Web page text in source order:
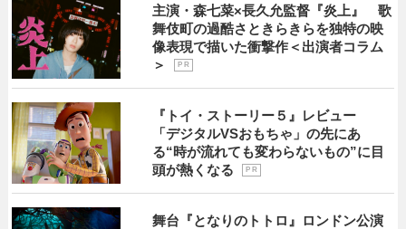
主演・森七菜×長久允監督『炎上』 歌
舞伎町の過酷さときらきらを独特の映
像表現で描いた衝撃作＜出演者コラム
＞
P R
『トイ・ストーリー５』レビュー
「デジタルVSおもちゃ」の先にあ
る“時が流れても変わらないもの”に目
頭が熱くなる
P R
舞台『となりのトトロ』ロンドン公演